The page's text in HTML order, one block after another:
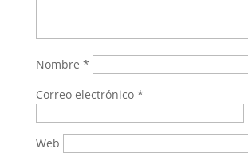
Nombre *
Correo electrónico *
Web